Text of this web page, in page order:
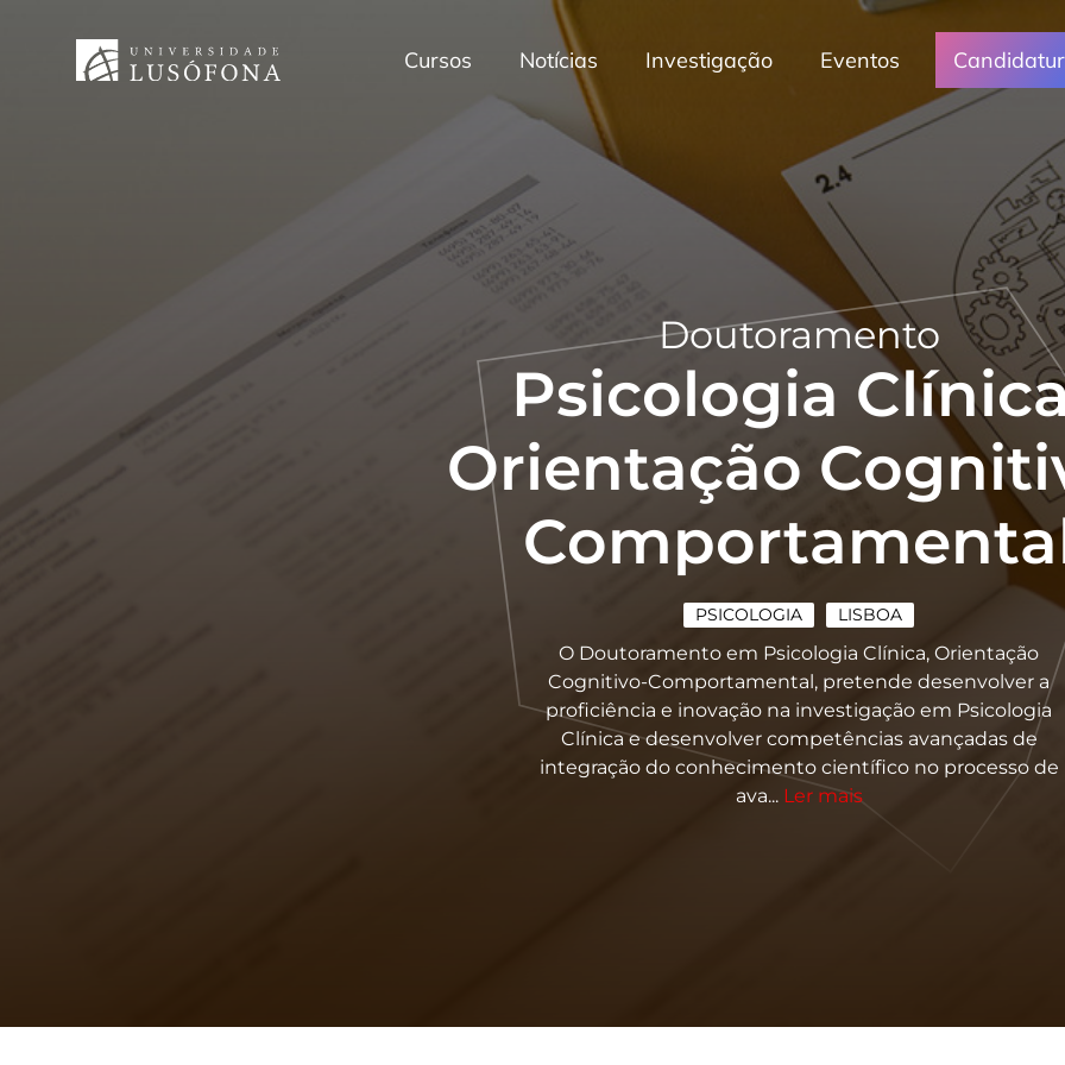
Cursos Notícias Investigação Eventos
Doutoramento
Psicologia
Orientação
PSICOLOGIA LISBOA
O Doutoramento em Psicologia Clínica, Orientação
Cognitivo-Comportamental, pretende desenvolver a
proficiência e inovação na investigação em Psicologia
Clínica e desenvolver competências avançadas de
integração do conhecimento científico no processo de
ava... Ler mais